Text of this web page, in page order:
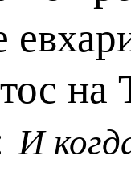
на
И